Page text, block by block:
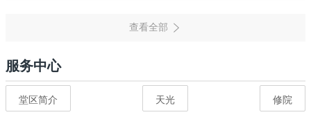
服务中心
堂区简介 天光 修院